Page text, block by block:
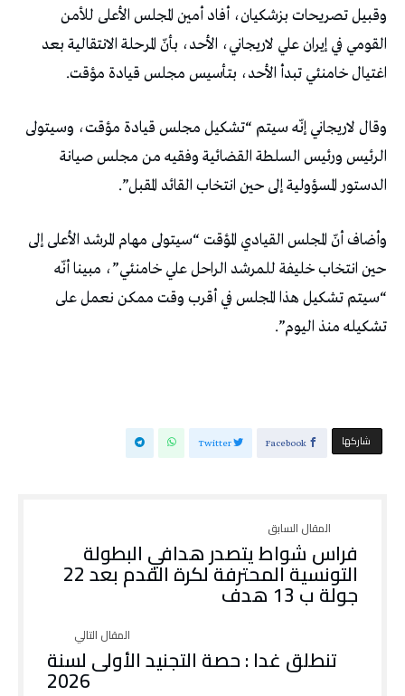
وقبيل تصريحات بزشكيان، أفاد أمين المجلس الأعلى للأمن
القومي في إيران علي لاريجاني، الأحد، بأنّ المرحلة الانتقالية بعد
اغتيال خامنئي تبدأ الأحد، بتأسيس مجلس قيادة مؤقت.
وقال لاريجاني إنّه سيتم “تشكيل مجلس قيادة مؤقت، وسيتولى
الرئيس ورئيس السلطة القضائية وفقيه من مجلس صيانة
الدستور المسؤولية إلى حين انتخاب القائد المقبل”.
وأضاف أنّ المجلس القيادي المؤقت “سيتولى مهام المرشد الأعلى إلى
حين انتخاب خليفة للمرشد الراحل علي خامنئي”، مبينا أنّه
“سيتم تشكيل هذا المجلس في أقرب وقت ممكن نعمل على
تشكيله منذ اليوم”.
‫‫ شاركها‬ Facebook
Twitter
فراس شواط يتصدر هدافي البطولة
التونسية المحترفة لكرة القدم بعد 22
جولة ب 13 هدف
تنطلق غدا : حصة التجنيد الأولى لسنة
2026